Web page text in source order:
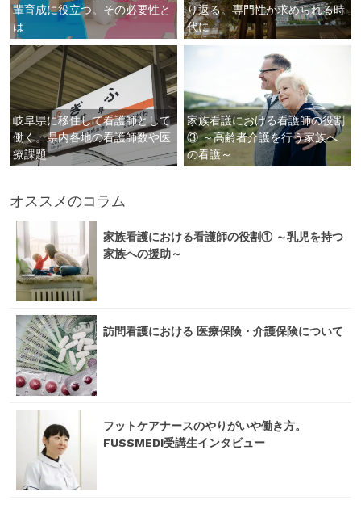
輩育成に役立つ。その必要性と
は
り返る。専門性が求められる時
代に
岐阜県に移住して看護師として
働く。県内各地の看護師数や医
療課題
家族看護における看護師の役割
③ ～高齢者介護を行う家族へ
の看護～
オススメのコラム
家族看護における看護師の役割① ～乳児を持つ
家族への援助～
訪問看護における 医療保険・介護保険について
フットケアナースのやりがいや働き方。
FUSSMEDI受講生インタビュー